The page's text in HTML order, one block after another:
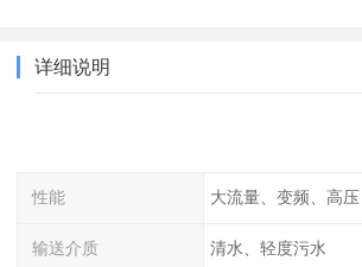
详细说明
性能 大流量、变频、高压
输送介质 清水、轻度污水